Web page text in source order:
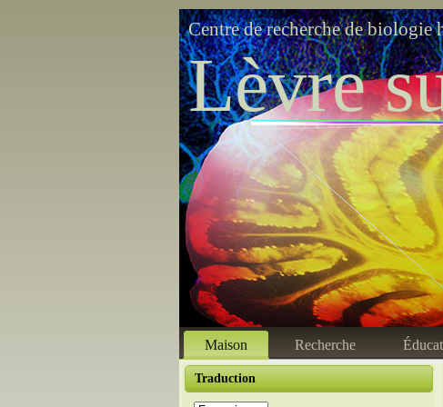
Centre de recherche de
Lèvre
Maison Recherche
Traduction